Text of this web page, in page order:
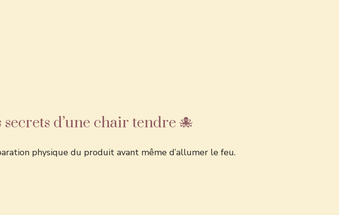
d’une chair tendre 🐙
physique du produit avant même d’allumer le feu.